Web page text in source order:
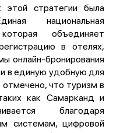
стратегии была
национальная
объединяет
в отелях,
онлайн-бронирования
в единую удобную для
что туризм в
как Самарканд и
благодаря
системам, цифровой